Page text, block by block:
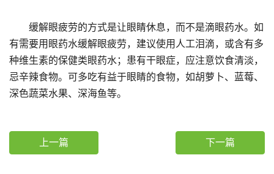
缓解眼疲劳的方式是让眼睛休息，而不是滴眼药水。如
有需要用眼药水缓解眼疲劳，建议使用人工泪滴，或含有多
种维生素的保健类眼药水；患有干眼症，应注意饮食清淡，
忌辛辣食物。可多吃有益于眼睛的食物，如胡萝卜、蓝莓、
深色蔬菜水果、深海鱼等。
上一篇 下一篇